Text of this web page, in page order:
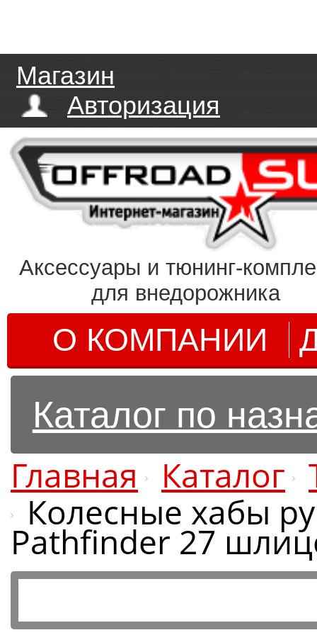
Магазин
Авторизация
Аксессуары и тюнинг-
для внедорожника
О КОМПАНИИ
Каталог по
Главная Каталог
Колесные хабы
Pathfinder 27